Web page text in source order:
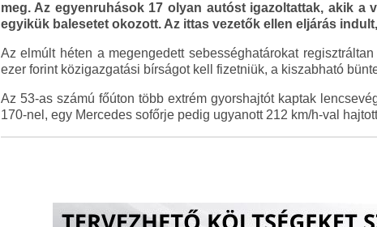
meg. Az egyenruhások 17 olyan autóst igazoltattak, akik a
egyikük balesetet okozott. Az ittas vezetők ellen eljárás
Az elmúlt héten a megengedett sebességhatárokat
ezer forint közigazgatási bírságot kell fizetniük, a kiszabható
Az 53-as számú főúton több extrém gyorshajtót kaptak
170-nel, egy Mercedes sofőrje pedig ugyanott 212 km/h-val